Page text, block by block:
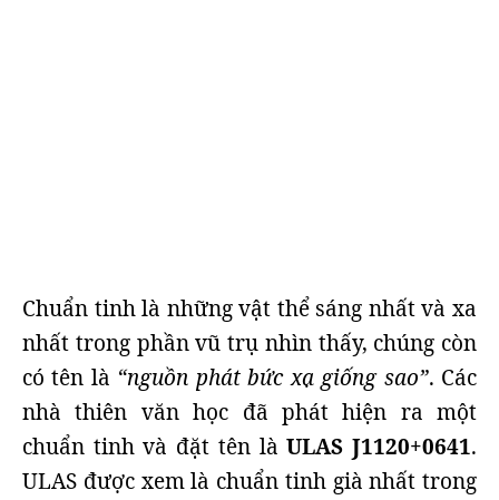
Chuẩn tinh là những vật thể sáng nhất và xa
nhất trong phần vũ trụ nhìn thấy, chúng còn
có tên là “nguồn phát bức xạ giống sao”. Các
nhà thiên văn học đã phát hiện ra một
chuẩn tinh và đặt tên làULAS J1120+0641.
ULAS được xem là chuẩn tinh già nhất trong